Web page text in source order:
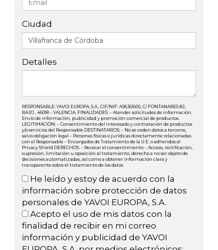
Ciudad
Detalles
RESPONSABLE: YAVOI EUROPA, S.A., CIF/NIF: A96361605, C/ FONTANARES 82,
BAJO , 46018 – VALENCIA. FINALIDADES: – Atender solicitudes de información.
Envío de información, publicidad y promoción comercial de productos.
LEGITIMACIÓN: – Consentimiento del interesado y contratación de productos
y/o servicios del Responsable DESTINATARIOS: – No se ceden datos a terceros,
salvo obligación legal – Personas físicas o jurídicas directamente relacionadas
con el Responsable – Encargados de Tratamiento de la U.E. o adheridos al
Privacy Shield DERECHOS: – Revocar el consentimiento – Acceso, rectificación,
supresión, limitación u oposición al tratamiento, derecho a no ser objeto de
decisiones automatizadas, así como a obtener información clara y
transparente sobre el tratamiento de los datos
He leído y estoy de acuerdo con la
información sobre protección de datos
personales de YAVOI EUROPA, S.A.
Acepto el uso de mis datos con la
finalidad de recibir en mi correo
información y publicidad de YAVOI